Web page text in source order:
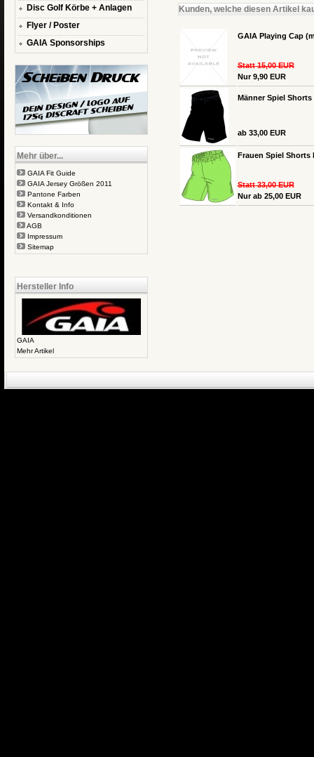
Disc Golf Körbe + Anlagen
Flyer / Poster
GAIA Sponsorships
Mehr über...
GAIA Fit Guide
GAIA Jersey Größen 2011
Pantone Farben
Kontakt & Info
Versandkonditionen
AGB
Impressum
Sitemap
Hersteller Info
GAIA
Mehr Artikel
Kunden, welche diesen Artikel
GAIA Playing Cap
Statt 15,00 EUR
Nur 9,90 EUR
Männer Spiel Shorts
ab 33,00 EUR
Frauen Spiel Shorts
Statt 33,00 EUR
Nur ab 25,00 EUR